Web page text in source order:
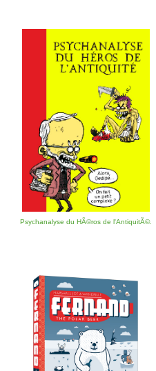
Psychanalyse du HÃ©ros de l'AntiquitÃ©.